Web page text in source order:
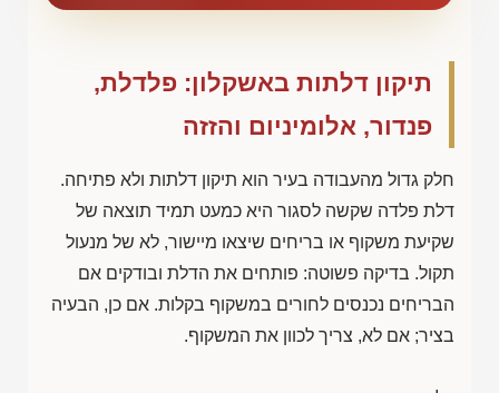
תיקון דלתות באשקלון: פלדלת,
פנדור, אלומיניום והזזה
חלק גדול מהעבודה בעיר הוא תיקון דלתות ולא פתיחה.
דלת פלדה שקשה לסגור היא כמעט תמיד תוצאה של
שקיעת משקוף או בריחים שיצאו מיישור, לא של מנעול
תקול. בדיקה פשוטה: פותחים את הדלת ובודקים אם
הבריחים נכנסים לחורים במשקוף בקלות. אם כן, הבעיה
בציר; אם לא, צריך לכוון את המשקוף.